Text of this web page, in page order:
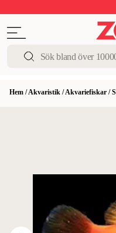
Hem /Akvaristik /Akvariefiskar /